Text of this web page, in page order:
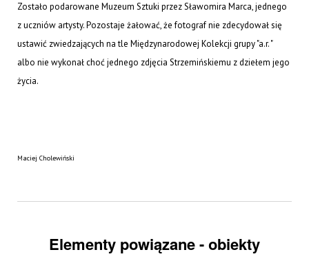
Zostało podarowane Muzeum Sztuki przez Sławomira Marca, jednego
z uczniów artysty. Pozostaje żałować, że fotograf nie zdecydował się
ustawić zwiedzających na tle Międzynarodowej Kolekcji grupy "a.r. "
albo nie wykonał choć jednego zdjęcia Strzemińskiemu z dziełem jego
życia.
Maciej Cholewiński
Elementy powiązane - obiekty